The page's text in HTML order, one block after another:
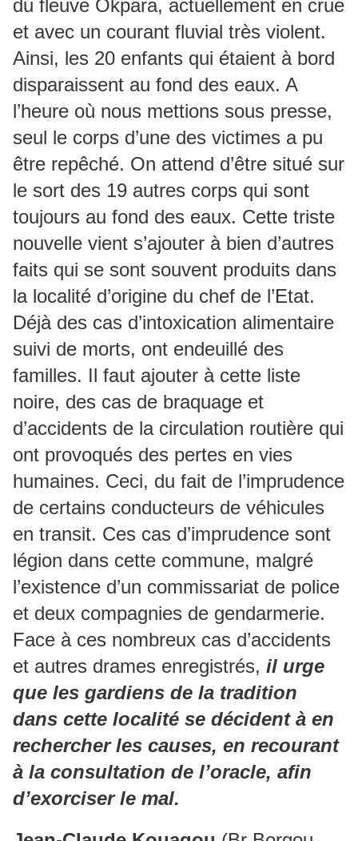
du fleuve Okpara, actuellement en crue
et avec un courant fluvial très violent.
Ainsi, les 20 enfants qui étaient à bord
disparaissent au fond des eaux. A
l’heure où nous mettions sous presse,
seul le corps d’une des victimes a pu
être repêché. On attend d’être situé sur
le sort des 19 autres corps qui sont
toujours au fond des eaux. Cette triste
nouvelle vient s’ajouter à bien d’autres
faits qui se sont souvent produits dans
la localité d’origine du chef de l’Etat.
Déjà des cas d’intoxication alimentaire
suivi de morts, ont endeuillé des
familles. Il faut ajouter à cette liste
noire, des cas de braquage et
d’accidents de la circulation routière qui
ont provoqués des pertes en vies
humaines. Ceci, du fait de l’imprudence
de certains conducteurs de véhicules
en transit. Ces cas d’imprudence sont
légion dans cette commune, malgré
l’existence d’un commissariat de police
et deux compagnies de gendarmerie.
Face à ces nombreux cas d’accidents
et autres drames enregistrés, il urge
que les gardiens de la tradition
dans cette localité se décident à en
rechercher les causes, en recourant
à la consultation de l’oracle, afin
d’exorciser le mal.